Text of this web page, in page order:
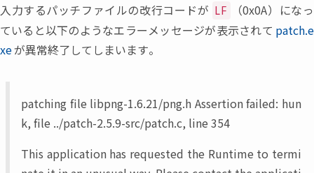
入力するパッチファイルの改行コードが LF （0x0A） になっ
ていると以下のようなエラーメッセージが表示されて patch.e
xeが異常終了してしまいます。
patching file libpng-1.6.21/png.h Assertion failed: hun
k, file ../patch-2.5.9-src/patch.c, line 354
This application has requested the Runtime to termi